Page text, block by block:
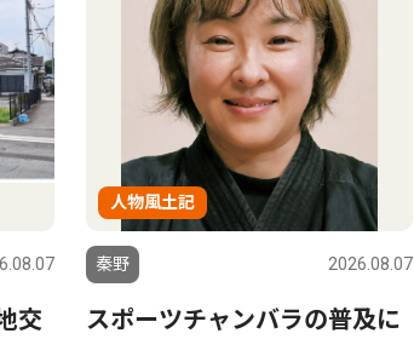
交
人物風土記
秦野 2026.08.07
スポーツチャンバラの普及に